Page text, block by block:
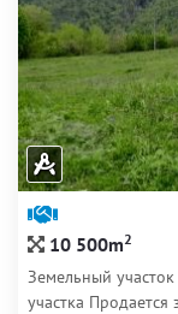
10 500m2
Земельный
участка